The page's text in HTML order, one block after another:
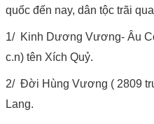
quốc đến nay, dân tộc trãi
1/ Kinh Dương Vương- Âu
c.n) tên Xích Quỷ.
2/ Đời Hùng Vương ( 2809
Lang.